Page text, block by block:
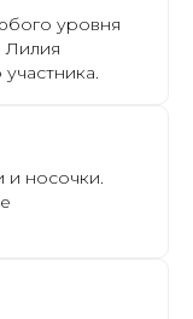
уровня
Лилия
и носочки.